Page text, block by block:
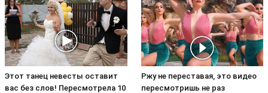
Этот танец невесты оставит
вас без слов! Пересмотрела 10
Ржу не переставая, это видео
пересмотришь не раз